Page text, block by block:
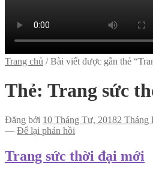
Trang chủ /Bài viết được gắn thẻ
Thẻ: Trang sức
Đăng bởi 10 Tháng Tư, 20182 Tháng
— Để lại phản hồi
Trang sức thời đại mới